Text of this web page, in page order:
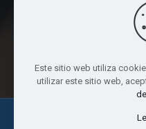
Este sitio web utiliza
utilizar este sitio web,